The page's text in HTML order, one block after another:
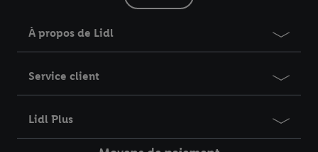
À propos de Lidl
Service client
Lidl Plus